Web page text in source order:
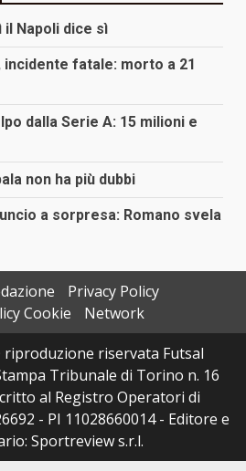
il Napoli dice sì
fatale: morto a 21
dalla Serie A: 15 milioni e
non ha più dubbi
a sorpresa: Romano svela
Privacy Policy
Cookie
Network
riservata Futsal
Tribunale di Torino n. 16
al Registro Operatori di
- PI 11028660014 - Editore e
Sportreview s.r.l.